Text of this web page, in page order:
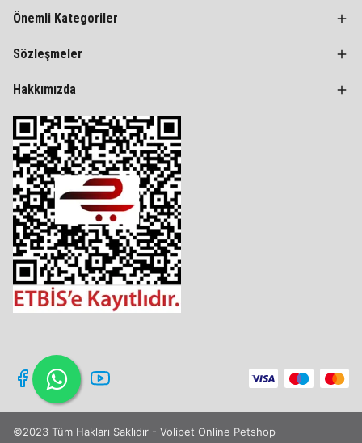
Önemli Kategoriler
Sözleşmeler
Hakkımızda
©2023 Tüm Hakları Saklıdır - Volipet Online Petshop